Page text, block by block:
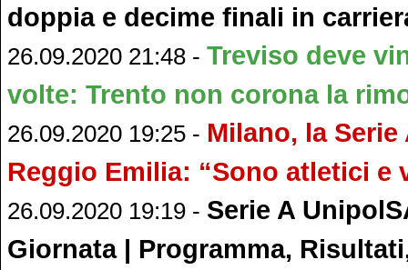
doppia e decime finali in
26.09.2020 21:48 - Treviso deve
volte: Trento non corona la
26.09.2020 19:25 - Milano, la
Reggio Emilia: “Sono atletici e
26.09.2020 19:19 - Serie A
Giornata | Programma,